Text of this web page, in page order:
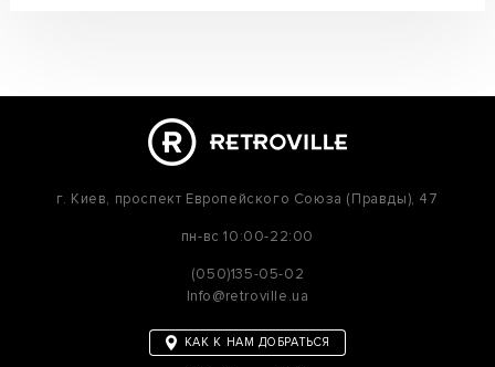
г. Киев, проспект Европейского Союза (Правды), 47
пн-вс 10:00-22:00
(050)135-05-02
Info@retroville.ua
КАК К НАМ ДОБРАТЬСЯ